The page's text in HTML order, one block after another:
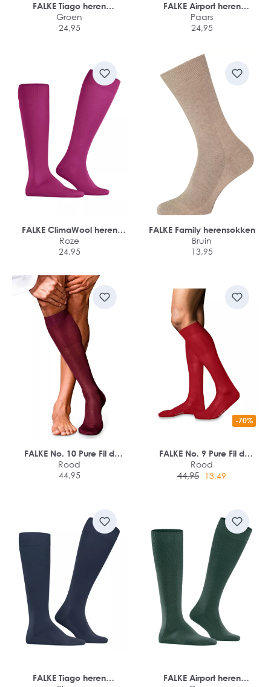
FALKE Tiago heren
kniekousen
Groen
24,95
FALKE Airport heren
kniekousen
Paars
24,95
FALKE ClimaWool heren
kniekousen
Roze
24,95
FALKE Family herensokken
Bruin
13,95
FALKE No. 10 Pure Fil d
Ecosse herensokken
Rood
44,95
-70%
FALKE No. 9 Pure Fil d
Ecosse heren kniekousen
Rood
44,95 13,49
FALKE Tiago heren
FALKE Airport heren